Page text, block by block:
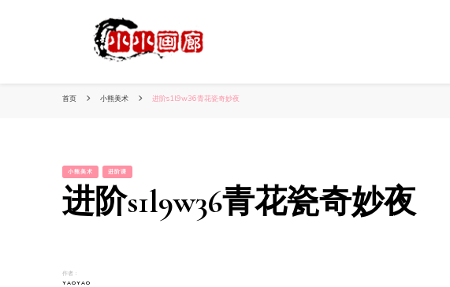
首页 小熊美术 进阶s1l9w36青花瓷奇妙夜
小熊美术 进阶课
进阶s1l9w36青花瓷奇妙夜
作者：
YAOYAO